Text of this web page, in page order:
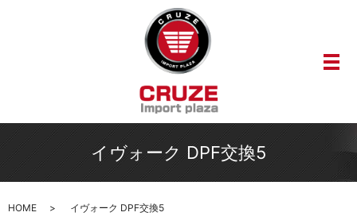
メ
イヴォーク DPF交換5
HOME イヴォーク DPF交換5